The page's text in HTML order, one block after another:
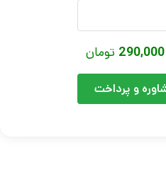
290,000 تومان
و پرداخت